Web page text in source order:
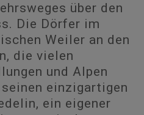
über den
Die Dörfer im
Weiler an den
die vielen
und Alpen
einzigartigen
ein eigener